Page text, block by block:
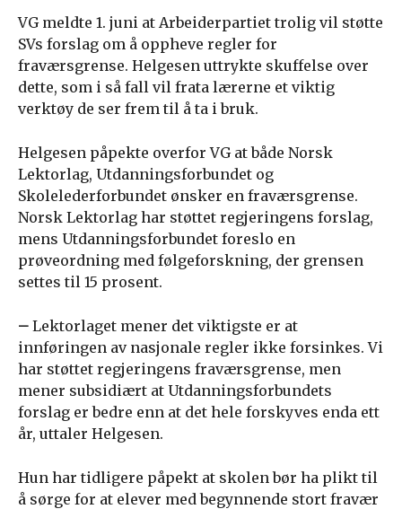
VG meldte 1. juni at Arbeiderpartiet trolig vil støtte
SVs forslag om å oppheve regler for
fraværsgrense. Helgesen uttrykte skuffelse over
dette, som i så fall vil frata lærerne et viktig
verktøy de ser frem til å ta i bruk.
Helgesen påpekte overfor VG at både Norsk
Lektorlag, Utdanningsforbundet og
Skolelederforbundet ønsker en fraværsgrense.
Norsk Lektorlag har støttet regjeringens forslag,
mens Utdanningsforbundet foreslo en
prøveordning med følgeforskning, der grensen
settes til 15 prosent.
– Lektorlaget mener det viktigste er at
innføringen av nasjonale regler ikke forsinkes. Vi
har støttet regjeringens fraværsgrense, men
mener subsidiært at Utdanningsforbundets
forslag er bedre enn at det hele forskyves enda ett
år, uttaler Helgesen.
Hun har tidligere påpekt at skolen bør ha plikt til
å sørge for at elever med begynnende stort fravær